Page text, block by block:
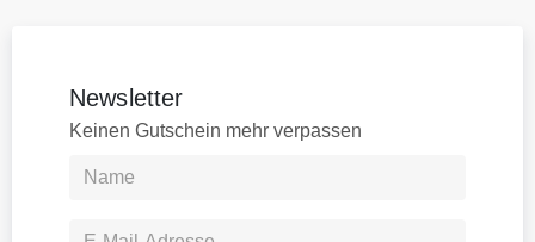
Newsletter
Keinen Gutschein mehr verpassen